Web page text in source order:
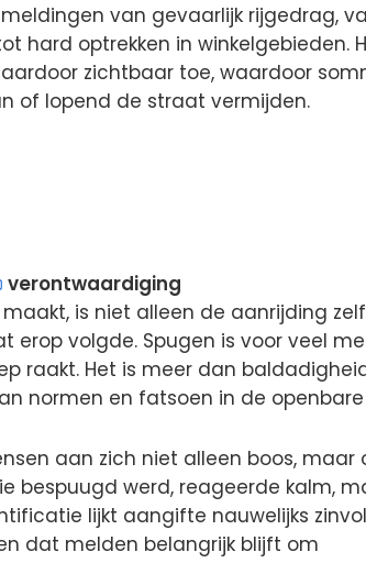
van gevaarlijk rijgedrag,
hard optrekken in winkelgebieden.
zichtbaar toe, waardoor
of lopend de straat vermijden.
verontwaardiging
is niet alleen de aanrijding
erop volgde. Spugen is voor veel
raakt. Het is meer dan
normen en fatsoen in de
aan zich niet alleen boos, maar
bespuugd werd, reageerde kalm,
lijkt aangifte nauwelijks
dat melden belangrijk blijft om